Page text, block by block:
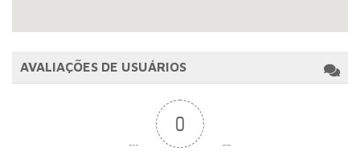
AVALIAÇÕES DE USUÁRIOS
0